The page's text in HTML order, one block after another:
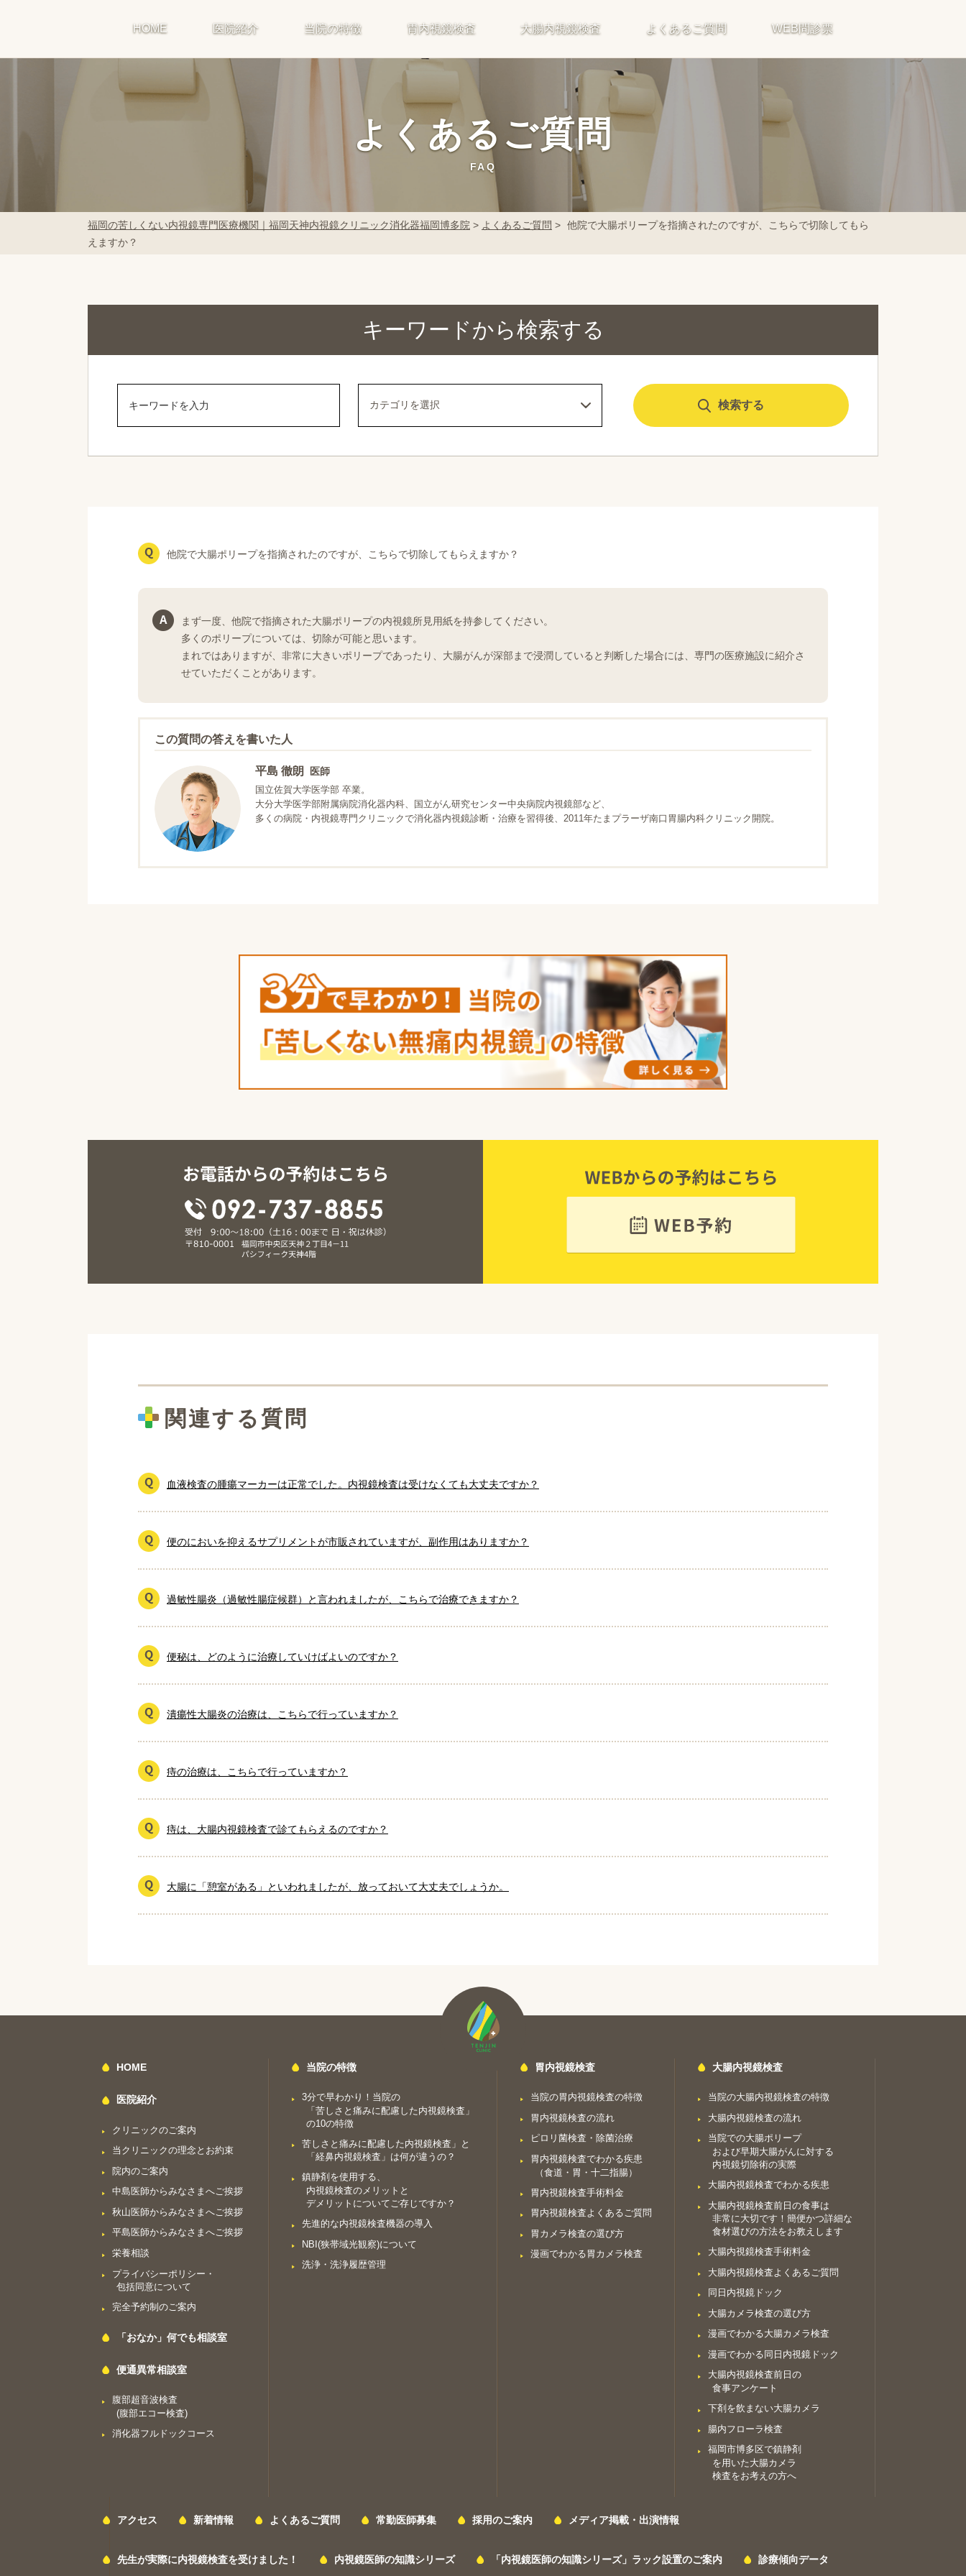
HOME 医院紹介 当院の特徴 胃内視鏡検査 大腸内視鏡検査 よくあるご質問 WEB問診票
よくあるご質問
FAQ
福岡の苦しくない内視鏡専門医療機関｜福岡天神内視鏡クリニック消化器福岡博多院 > よくあるご質問 > 他院で大腸ポリープを指摘されたのですが、こちらで切除してもら
えますか？
キーワードから検索する
他院で大腸ポリープを指摘されたのですが、こちらで切除してもらえますか？
まず一度、他院で指摘された大腸ポリープの内視鏡所見用紙を持参してください。
多くのポリープについては、切除が可能と思います。
まれではありますが、非常に大きいポリープであったり、大腸がんが深部まで浸潤していると判断した場合には、専門の医療施設に紹介さ
せていただくことがあります。
この質問の答えを書いた人
平島 徹朗 医師
国立佐賀大学医学部 卒業。
大分大学医学部附属病院消化器内科、国立がん研究センター中央病院内視鏡部など、
多くの病院・内視鏡専門クリニックで消化器内視鏡診断・治療を習得後、2011年たまプラーザ南口胃腸内科クリニック開院。
関連する質問
血液検査の腫瘍マーカーは正常でした。内視鏡検査は受けなくても大丈夫ですか？
便のにおいを抑えるサプリメントが市販されていますが、副作用はありますか？
過敏性腸炎（過敏性腸症候群）と言われましたが、こちらで治療できますか？
便秘は、どのように治療していけばよいのですか？
潰瘍性大腸炎の治療は、こちらで行っていますか？
痔の治療は、こちらで行っていますか？
痔は、大腸内視鏡検査で診てもらえるのですか？
大腸に「憩室がある」といわれましたが、放っておいて大丈夫でしょうか。
HOME
医院紹介
クリニックのご案内
当クリニックの理念とお約束
院内のご案内
中島医師からみなさまへご挨拶
秋山医師からみなさまへご挨拶
平島医師からみなさまへご挨拶
栄養相談
プライバシーポリシー・
包括同意について
完全予約制のご案内
「おなか」何でも相談室
便通異常相談室
腹部超音波検査
(腹部エコー検査)
消化器フルドックコース
当院の特徴
3分で早わかり！当院の
「苦しさと痛みに配慮した内視鏡検査」
の10の特徴
苦しさと痛みに配慮した内視鏡検査」と
「経鼻内視鏡検査」は何が違うの？
鎮静剤を使用する、
内視鏡検査のメリットと
デメリットについてご存じですか？
先進的な内視鏡検査機器の導入
NBI(狭帯域光観察)について
洗浄・洗浄履歴管理
胃内視鏡検査
当院の胃内視鏡検査の特徴
胃内視鏡検査の流れ
ピロリ菌検査・除菌治療
胃内視鏡検査でわかる疾患
（食道・胃・十二指腸）
胃内視鏡検査手術料金
胃内視鏡検査よくあるご質問
胃カメラ検査の選び方
漫画でわかる胃カメラ検査
大腸内視鏡検査
当院の大腸内視鏡検査の特徴
大腸内視鏡検査の流れ
当院での大腸ポリープ
および早期大腸がんに対する
内視鏡切除術の実際
大腸内視鏡検査でわかる疾患
大腸内視鏡検査前日の食事は
非常に大切です！簡便かつ詳細な
食材選びの方法をお教えします
大腸内視鏡検査手術料金
大腸内視鏡検査よくあるご質問
同日内視鏡ドック
大腸カメラ検査の選び方
漫画でわかる大腸カメラ検査
漫画でわかる同日内視鏡ドック
大腸内視鏡検査前日の
食事アンケート
下剤を飲まない大腸カメラ
腸内フローラ検査
福岡市博多区で鎮静剤
を用いた大腸カメラ
検査をお考えの方へ
アクセス 新着情報 よくあるご質問 常勤医師募集 採用のご案内 メディア掲載・出演情報
先生が実際に内視鏡検査を受けました！ 内視鏡医師の知識シリーズ 「内視鏡医師の知識シリーズ」ラック設置のご案内 診療傾向データ